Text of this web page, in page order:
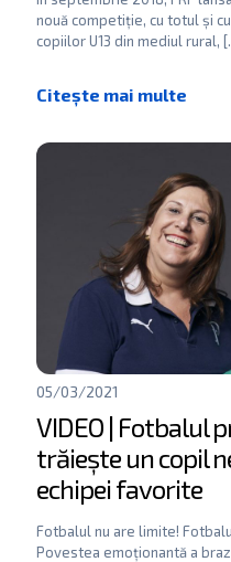
nouă competiție, cu totul și
copiilor U13 din mediul rural,
05/03/2021
VIDEO | Fotbalul
trăiește un copil
echipei favorite
Fotbalul nu are limite!
Povestea emoționantă a